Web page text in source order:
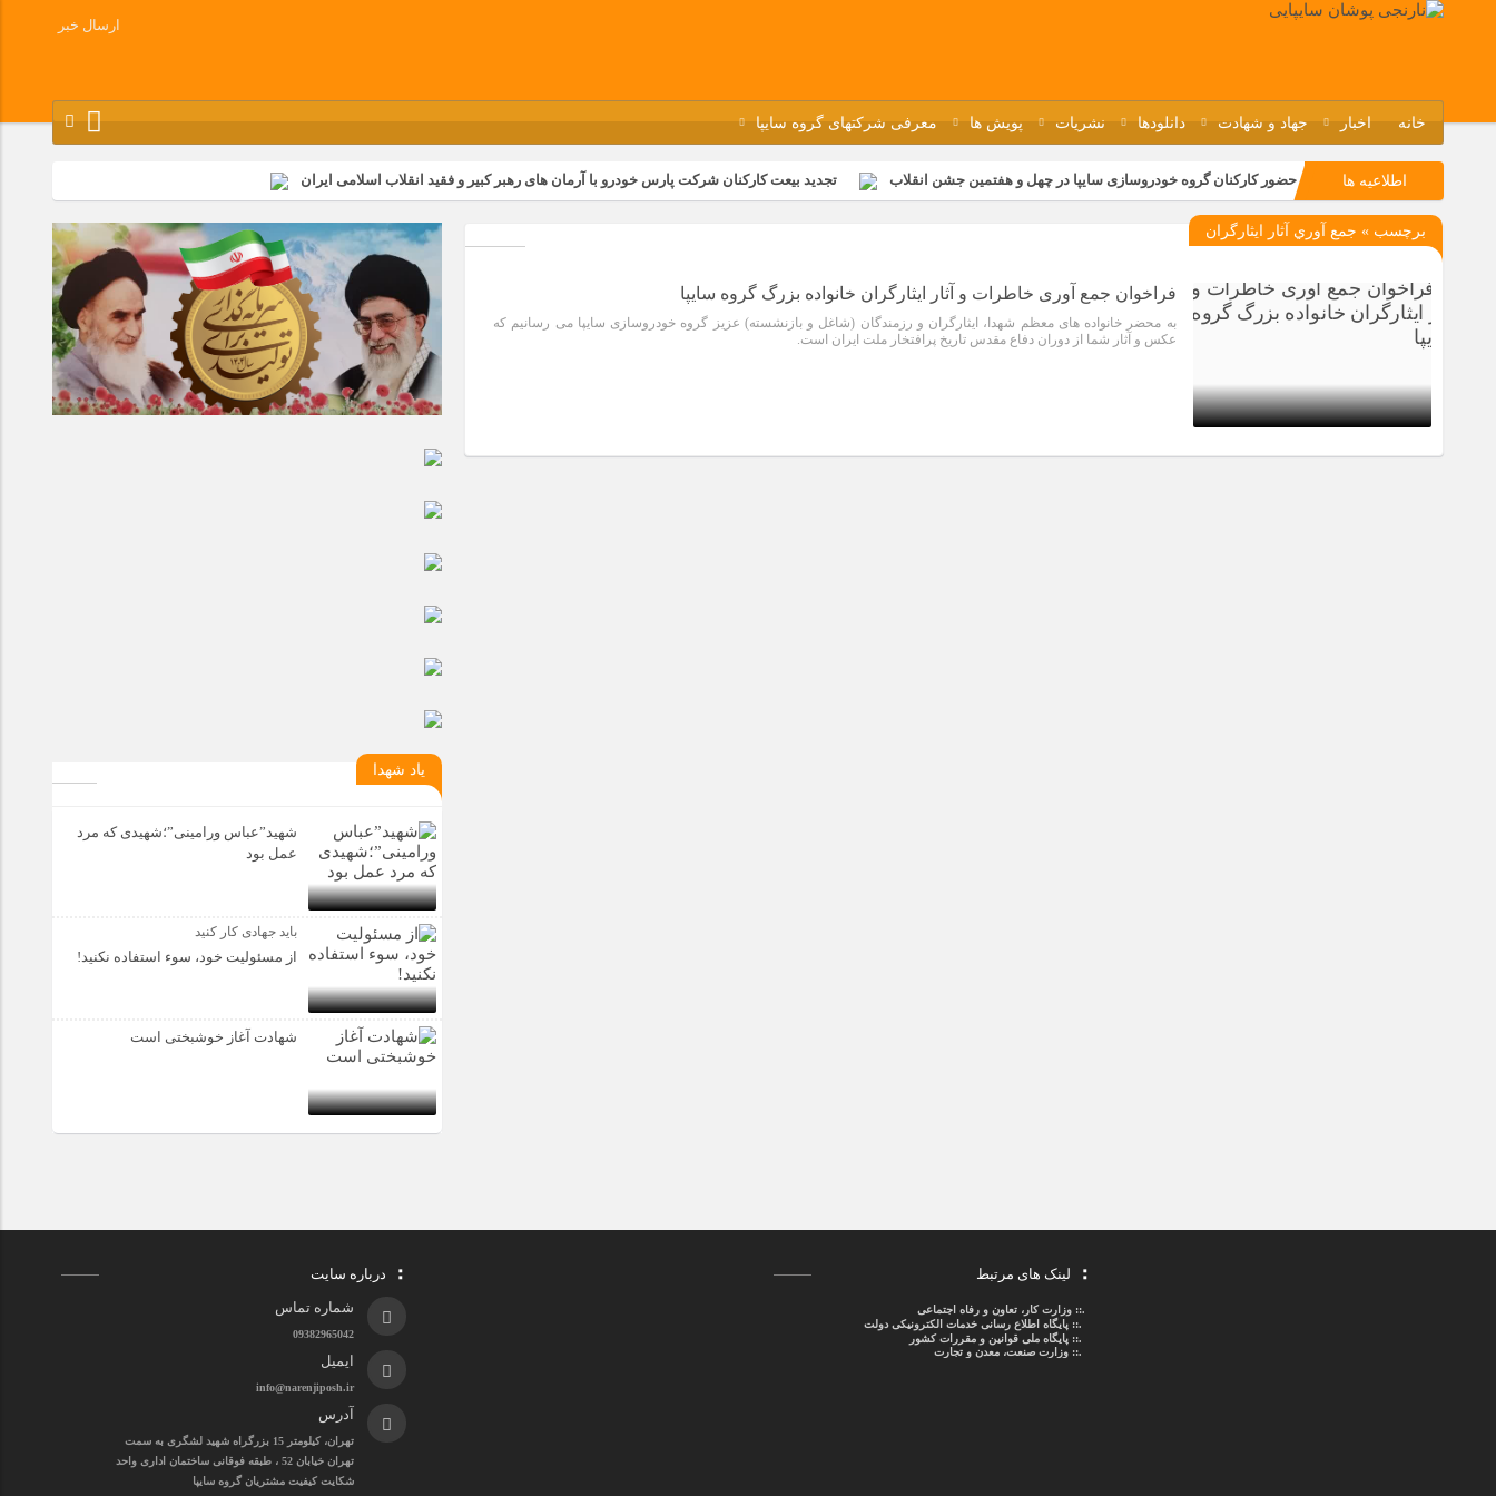
ارسال خبر
خانه اخبار جهاد و شهادت دانلودها نشریات پویش ها معرفی شرکتهای گروه سایپا
اطلاعیه ها حضور کارکنان گروه خودروسازی سایپا در چهل و هفتمین جشن انقلاب تجدید بیعت کارکنان شرکت پارس خودرو با آرمان های رهبر کبیر و فقید انقلاب اسلامی ایران
مسابقات ورزشی در مگاموتوربا استقبال کارکنان برگزار شد
مراسم بزرگداشت سالروز آزادسازی خرمشهر در شرکت پارس خودرو برگزار شد
مراسم گرامیداشت سالروز آزادسازی خرمشهر در نمازخانه فاطمیه مگاموتور تیم شهدای مگاموتور در بزرگترین مسابقات گل کوچک جهان شرکت کرد
برچسب » جمع آوري آثار ايثارگران
5 سال قبل
فراخوان جمع آوری خاطرات و آثار ایثارگران خانواده بزرگ گروه سایپا
به محضر خانواده های معظم شهدا، ایثارگران و رزمندگان (شاغل و بازنشسته) عزیز گروه خودروسازی سایپا می رسانیم که
عکس و آثار شما از دوران دفاع مقدس تاریخ پرافتخار ملت ایران است.
یاد شهدا
شهید”عباس ورامینی”؛شهیدی که مرد
عمل بود
باید جهادی کار کنید
از مسئولیت خود، سوء استفاده نکنید!
شهادت آغاز خوشبختی است
لینک های مرتبط
.::وزارت کار، تعاون و رفاه اجتماعی
.::پایگاه اطلاع رسانی خدمات الکترونیکی دولت
.::پایگاه ملی قوانین و مقررات کشور
.:: وزارت صنعت، معدن و تجارت
درباره سایت
شماره تماس
09382965042
ایمیل
info@narenjiposh.ir
آدرس
تهران، کیلومتر 15 بزرگراه شهید لشگری به سمت
تهران خیابان 52 ، طبقه فوقانی ساختمان اداری واحد
شکایت کیفیت مشتریان گروه سایپا